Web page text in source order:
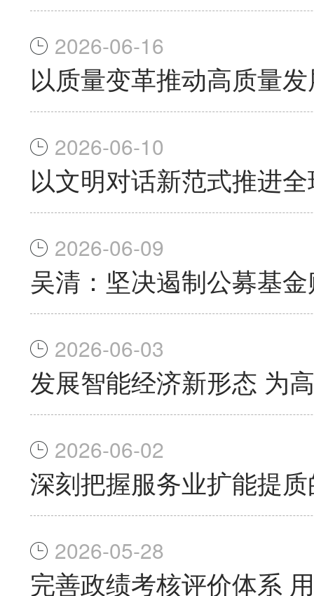
2026-06-16
以质量变革推动高质量
2026-06-10
以文明对话新范式推进
2026-06-09
吴清：坚决遏制公募基
2026-06-03
发展智能经济新形态 为
2026-06-02
深刻把握服务业扩能提
2026-05-28
完善政绩考核评价体系